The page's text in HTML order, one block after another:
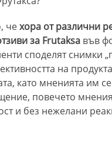
чехора от различни
за Frutaksa във
споделят снимки
на
като мненията им
повечето
и без нежелани